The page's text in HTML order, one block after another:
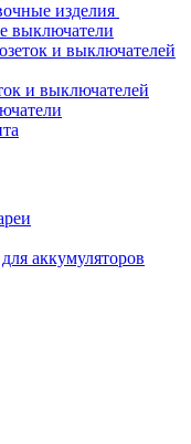
изделия
выключатели
и выключателей
и выключателей
аккумуляторов